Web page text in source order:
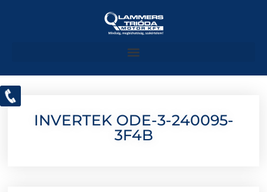
INVERTEK ODE-3-240095-
3F4B